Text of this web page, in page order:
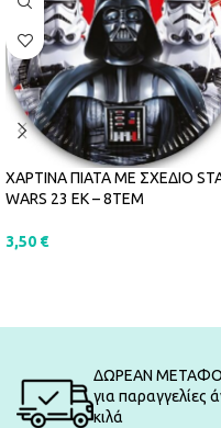
ΧΑΡΤΙΝΑ ΠΙΑΤΑ ΜΕ ΣΧΕΔΙΟ
WARS 23 ΕΚ – 8ΤΕΜ
3,50 €
ΔΩΡΕΑΝ
για παραγγελίες
κιλά